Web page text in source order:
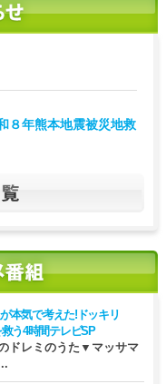
８年熊本地震被災地救
本気で考えた!ドッキリ
う4時間テレビSP
ドレミのうた▼マッサマ